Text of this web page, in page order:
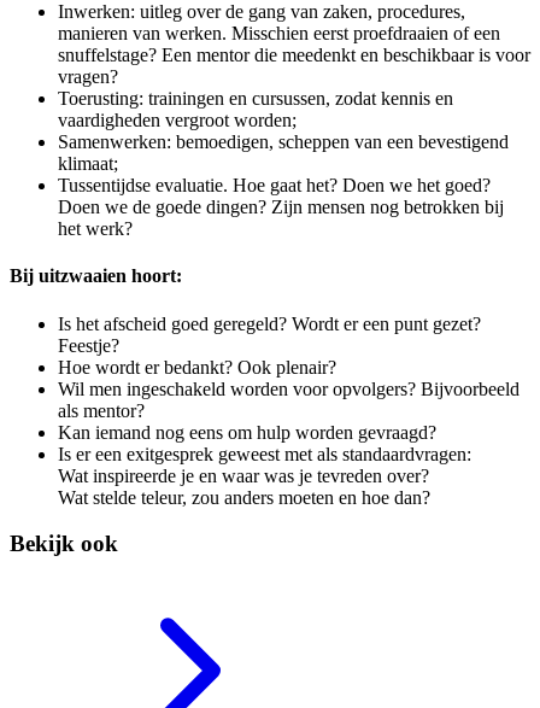
Inwerken: uitleg over de gang van zaken, procedures,
manieren van werken. Misschien eerst proefdraaien of een
snuffelstage? Een mentor die meedenkt en beschikbaar is voor
vragen?
Toerusting: trainingen en cursussen, zodat kennis en
vaardigheden vergroot worden;
Samenwerken: bemoedigen, scheppen van een bevestigend
klimaat;
Tussentijdse evaluatie. Hoe gaat het? Doen we het goed?
Doen we de goede dingen? Zijn mensen nog betrokken bij
het werk?
Bij uitzwaaien hoort:
Is het afscheid goed geregeld? Wordt er een punt gezet?
Feestje?
Hoe wordt er bedankt? Ook plenair?
Wil men ingeschakeld worden voor opvolgers? Bijvoorbeeld
als mentor?
Kan iemand nog eens om hulp worden gevraagd?
Is er een exitgesprek geweest met als standaardvragen:
Wat inspireerde je en waar was je tevreden over?
Wat stelde teleur, zou anders moeten en hoe dan?
Bekijk ook